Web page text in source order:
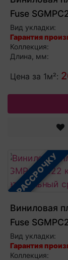
Fuse
натуральный
Вид укладки:
Гарантия
Коллекция:
Длина, мм:
Цена за 1м²:
В РАССРОЧКУ
Виниловая
Fuse
натуральный
Вид укладки:
Гарантия
Коллекция: